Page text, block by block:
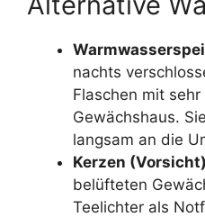
nachts
Flaschen mit
Gewächshaus.
langsam an die
Kerzen
belüfteten
Teelichter als